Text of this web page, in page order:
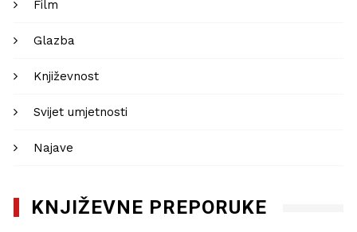
Film
Glazba
Književnost
Svijet umjetnosti
Najave
KNJIŽEVNE PREPORUKE